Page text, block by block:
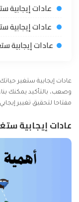
عادات إيجابية
عادات إيجابية
عادات إيجابية
عادات إيجابية ستغير حياتك
وصعب، بالتأكيد يمكنك
مفتاحا لتحقيق تغيير
عادات إيجابية